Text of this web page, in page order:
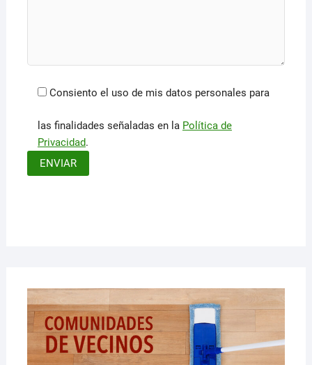
Consiento el uso de mis datos personales para
las finalidades señaladas en la Política de
Privacidad.